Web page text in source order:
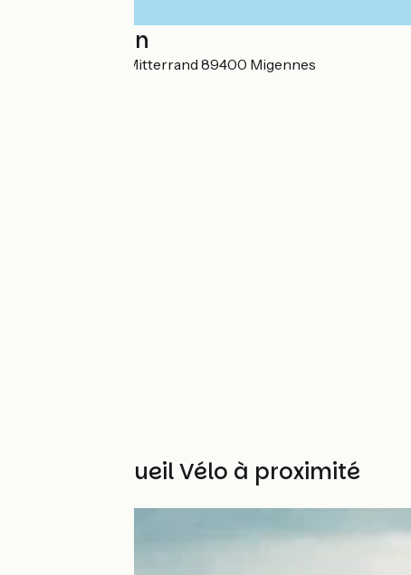
Localisation
1, place François Mitterrand 89400 Migennes
Autres Accueil Vélo à proximité